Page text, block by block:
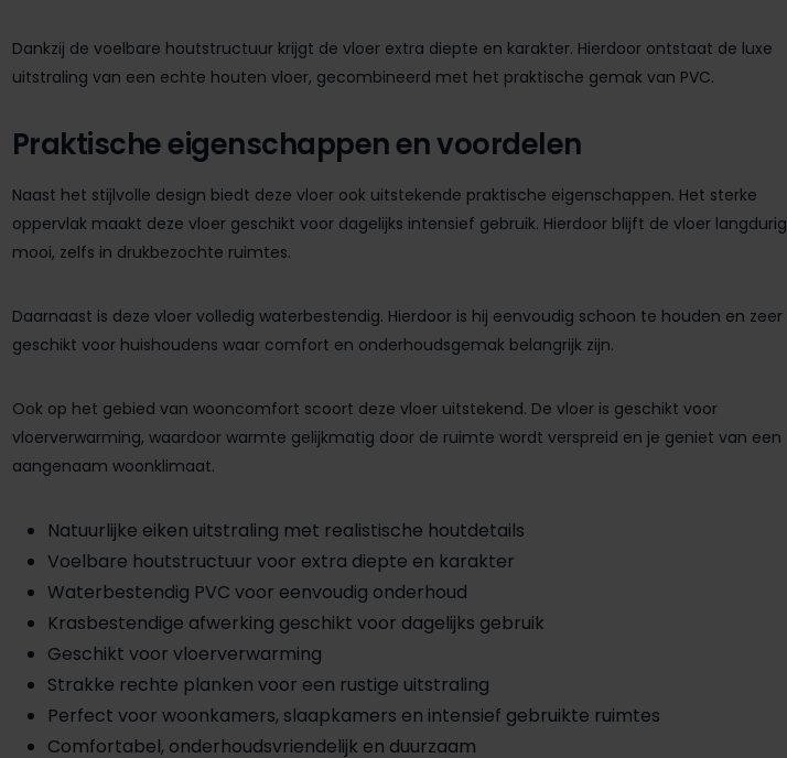
Dankzij de voelbare houtstructuur krijgt de vloer extra diepte en karakter. Hierdoor ontstaat de luxe
uitstraling van een echte houten vloer, gecombineerd met het praktische gemak van PVC.
Praktische eigenschappen en voordelen
Naast het stijlvolle design biedt deze vloer ook uitstekende praktische eigenschappen. Het sterke
oppervlak maakt deze vloer geschikt voor dagelijks intensief gebruik. Hierdoor blijft de vloer langdurig
mooi, zelfs in drukbezochte ruimtes.
Daarnaast is deze vloer volledig waterbestendig. Hierdoor is hij eenvoudig schoon te houden en zeer
geschikt voor huishoudens waar comfort en onderhoudsgemak belangrijk zijn.
Ook op het gebied van wooncomfort scoort deze vloer uitstekend. De vloer is geschikt voor
vloerverwarming, waardoor warmte gelijkmatig door de ruimte wordt verspreid en je geniet van een
aangenaam woonklimaat.
Natuurlijke eiken uitstraling met realistische houtdetails
Voelbare houtstructuur voor extra diepte en karakter
Waterbestendig PVC voor eenvoudig onderhoud
Krasbestendige afwerking geschikt voor dagelijks gebruik
Geschikt voor vloerverwarming
Strakke rechte planken voor een rustige uitstraling
Perfect voor woonkamers, slaapkamers en intensief gebruikte ruimtes
Comfortabel, onderhoudsvriendelijk en duurzaam